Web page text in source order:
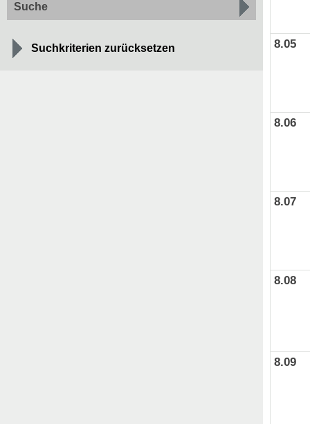
Suche
Suchkriterien zurücksetzen 8.05
8.06
8.07
8.08
8.09